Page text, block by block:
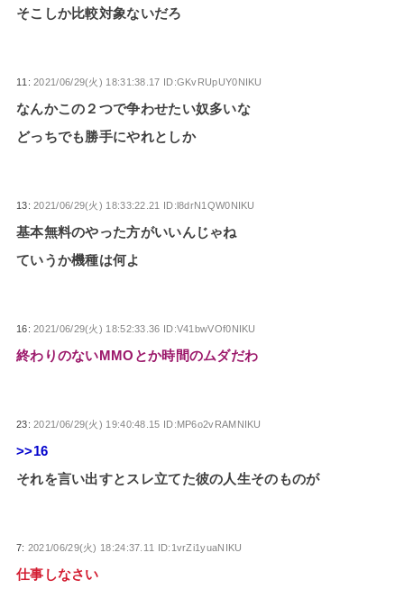
そこしか比較対象ないだろ
11:2021/06/29(火) 18:31:38.17 ID:GKvRUpUY0NIKU
なんかこの２つで争わせたい奴多いな
どっちでも勝手にやれとしか
13:2021/06/29(火) 18:33:22.21 ID:l8drN1QW0NIKU
基本無料のやった方がいいんじゃね
ていうか機種は何よ
16:2021/06/29(火) 18:52:33.36 ID:V41bwVOf0NIKU
終わりのないMMOとか時間のムダだわ
23:2021/06/29(火) 19:40:48.15 ID:MP6o2vRAMNIKU
>>16
それを言い出すとスレ立てた彼の人生そのものが
7: 2021/06/29(火) 18:24:37.11 ID:1vrZi1yuaNIKU
仕事しなさい